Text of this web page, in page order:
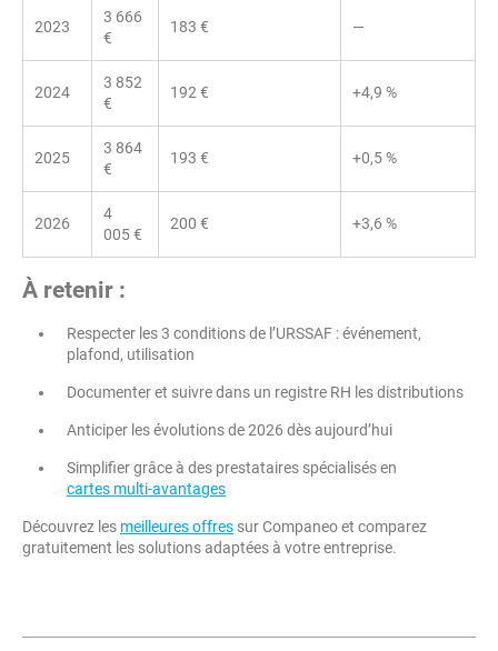
2023
3 666
€
183 € —
2024
3 852
€
192 € +4,9 %
2025
3 864
€
193 € +0,5 %
2026
4
005 €
200 € +3,6 %
À retenir :
Respecter les 3 conditions de l’URSSAF : événement,
plafond, utilisation
Documenter et suivre dans un registre RH les distributions
Anticiper les évolutions de 2026 dès aujourd’hui
Simplifier grâce à des prestataires spécialisés en
cartes multi-avantages
Découvrez les meilleures offres sur Companeo et comparez
gratuitement les solutions adaptées à votre entreprise.